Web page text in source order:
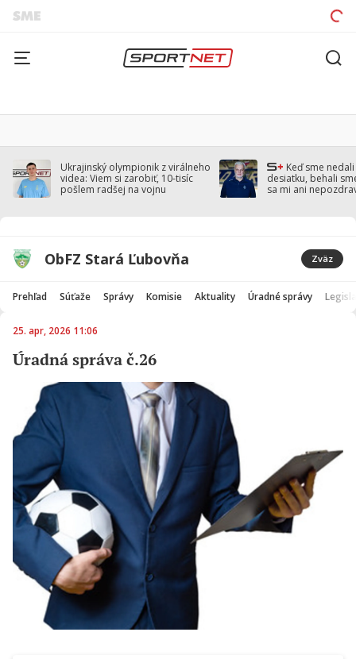
Ukrajinský olympionik z virálneho
videa: Viem si zarobiť, 10-tisíc
pošlem radšej na vojnu
Keď sme
desiatku, behali
sa mi ani
ObFZ Stará Ľubovňa Zväz
Prehľad Súťaže Správy Komisie Aktuality Úradné správy
25. apr, 2026 11:06
Úradná správa č.26